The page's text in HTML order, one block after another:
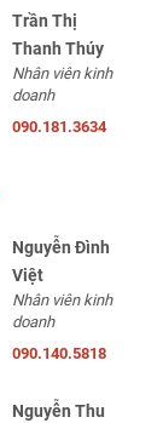
Trần Thị
Thanh Thúy
Nhân viên kinh
doanh
090.181.3634
Nguyễn Đình
Việt
Nhân viên kinh
doanh
090.140.5818
Nguyễn Thu